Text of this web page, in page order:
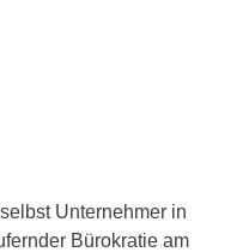
Unternehmer in
Bürokratie am